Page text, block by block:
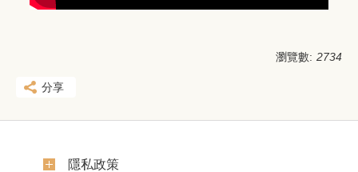
瀏覽數: 2734
分享
隱私政策